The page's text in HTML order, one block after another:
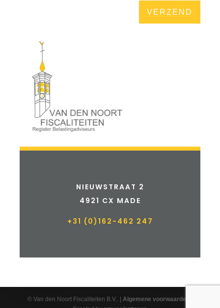
VERZEND
NIEUWSTRAAT 2
4921 CX MADE
+31 (0)162-462 247
© Van den Noort Fiscaliteiten B.V.. | Algemene voorwaarden